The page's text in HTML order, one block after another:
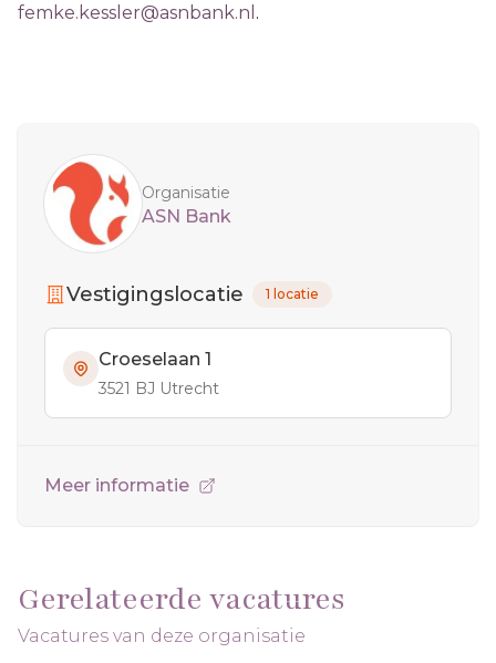
femke.kessler@asnbank.nl .
Organisatie
ASN Bank
Vestigingslocatie 1 locatie
Croeselaan 1
3521 BJ Utrecht
Meer informatie
Gerelateerde vacatures
Vacatures van deze organisatie